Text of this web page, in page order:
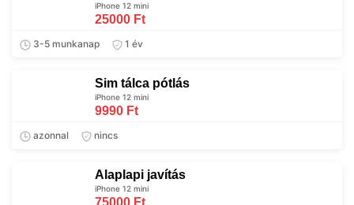
iPhone 12 mini
25000 Ft
3-5 munkanap 1 év
Sim tálca pótlás
iPhone 12 mini
9990 Ft
azonnal nincs
Alaplapi javítás
iPhone 12 mini